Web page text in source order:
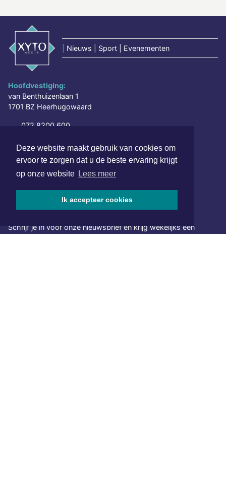
Deze website maakt gebruik van cookies om
ervoor te zorgen dat u de beste ervaring krijgt
op onze website Lees meer
Ik accepteer cookies
Nieuws | Sport | Evenementen
Hoofdvestiging:
van Benthuizenlaan 1
1701 BZ Heerhugowaard
072 8200 600
www.xyto.nl
SOCIAL MEDIA
NIEUWSBRIEF AANMELDEN
Schrijf je in voor onze nieuwsbrief en krijg wekelijks een